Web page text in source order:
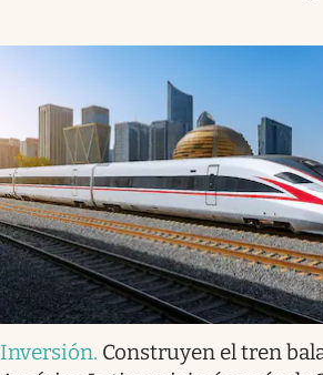
Inversión. Construyen el tren